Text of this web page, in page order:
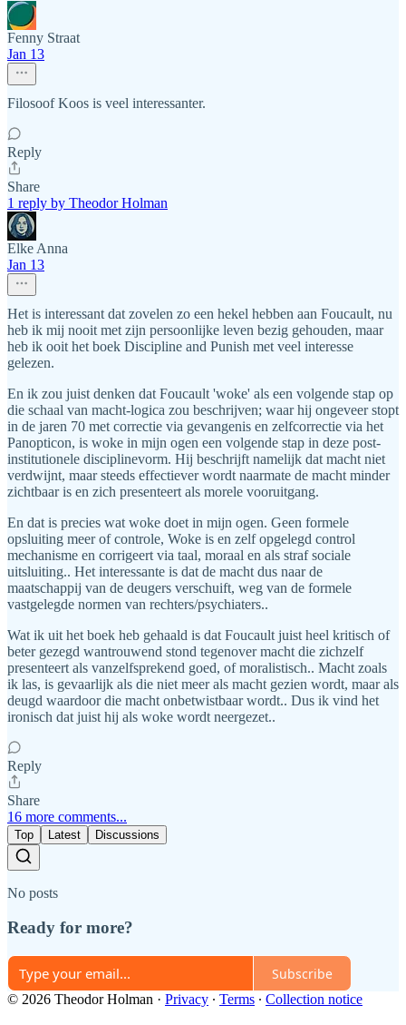
Fenny Straat
Jan 13
Filosoof Koos is veel interessanter.
Reply
Share
1 reply by Theodor Holman
Elke Anna
Jan 13
Het is interessant dat zovelen zo een hekel hebben aan Foucault, nu
heb ik mij nooit met zijn persoonlijke leven bezig gehouden, maar
heb ik ooit het boek Discipline and Punish met veel interesse
gelezen.
En ik zou juist denken dat Foucault 'woke' als een volgende stap op
die schaal van macht-logica zou beschrijven; waar hij ongeveer stopt
in de jaren 70 met correctie via gevangenis en zelfcorrectie via het
Panopticon, is woke in mijn ogen een volgende stap in deze post-
institutionele disciplinevorm. Hij beschrijft namelijk dat macht niet
verdwijnt, maar steeds effectiever wordt naarmate de macht minder
zichtbaar is en zich presenteert als morele vooruitgang.
En dat is precies wat woke doet in mijn ogen. Geen formele
opsluiting meer of controle, Woke is en zelf opgelegd control
mechanisme en corrigeert via taal, moraal en als straf sociale
uitsluiting.. Het interessante is dat de macht dus naar de
maatschappij van de deugers verschuift, weg van de formele
vastgelegde normen van rechters/psychiaters..
Wat ik uit het boek heb gehaald is dat Foucault juist heel kritisch of
beter gezegd wantrouwend stond tegenover macht die zichzelf
presenteert als vanzelfsprekend goed, of moralistisch.. Macht zoals
ik las, is gevaarlijk als die niet meer als macht gezien wordt, maar als
deugd waardoor die macht onbetwistbaar wordt.. Dus ik vind het
ironisch dat juist hij als woke wordt neergezet..
Reply
Share
16 more comments...
Top Latest Discussions
No posts
Ready for more?
Subscribe
© 2026 Theodor Holman · Privacy ∙ Terms ∙ Collection notice